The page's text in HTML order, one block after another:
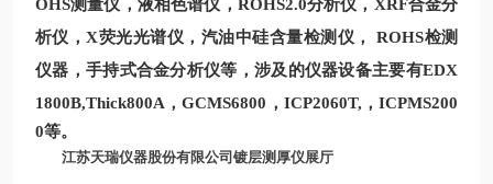
OHS测量仪，液相色谱仪， ROHS2.0分析仪，XRF合金分
析仪 ，X荧光光谱仪，汽油中硅含量检测仪，
ROHS检测
仪器，手持式合金分析仪等，涉及的仪器设备主要有EDX
1800B,Thick800A ，GCMS6800 ，ICP2060T,，ICPMS200
0等。
江苏天瑞仪器股份有限公司镀层测厚仪展厅